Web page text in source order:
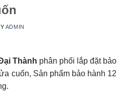
ADMIN
Thành phân phối lắp đặt bảo
cuốn, Sản phẩm bảo hành 12